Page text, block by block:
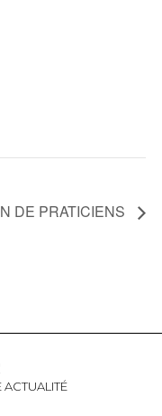
DE PRATICIENS
ACTUALITÉ